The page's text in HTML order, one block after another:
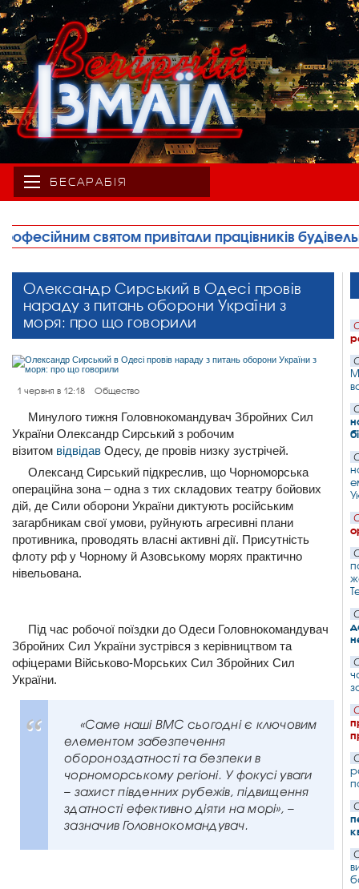
БЕСАРАБІЯ
працівників будівельної сфери(фото) •
Олександр Сирський в Одесі провів
нараду з питань оборони України з
моря: про що говорили
1 червня в 12:18 Общество
Минулого тижня Головнокомандувач Збройних Сил
України Олександр Сирський з робочим
візитом відвідав Одесу, де провів низку зустрічей.
Олександ Сирський підкреслив, що Чорноморська
операційна зона – одна з тих складових театру бойових
дій, де Сили оборони України диктують російським
загарбникам свої умови, руйнують агресивні плани
противника, проводять власні активні дії. Присутність
флоту рф у Чорному й Азовському морях практично
нівельована.
Під час робочої поїздки до Одеси Головнокомандувач
Збройних Сил України зустрівся з керівництвом та
офіцерами Військово-Морських Сил Збройних Сил
України.
«Саме наші ВМС сьогодні є ключовим
елементом забезпечення
обороноздатності та безпеки в
чорноморському регіоні. У фокусі уваги
– захист південних рубежів, підвищення
здатності ефективно діяти на морі», –
зазначив Головнокомандувач.